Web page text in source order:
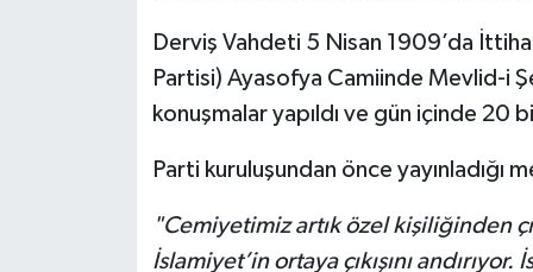
Derviş Vahdeti 5 Nisan 1909’da
Partisi) Ayasofya Camiinde Mevlid-i
konuşmalar yapıldı ve gün içinde 20
Parti kuruluşundan önce yayınladığı
"Cemiyetimiz artık özel kişiliğinden
İslamiyet’in ortaya çıkışını